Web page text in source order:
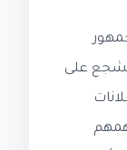
على